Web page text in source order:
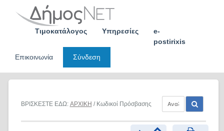
Τιμοκατάλογος Υπηρεσίες
e-
postirixis
Επικοινωνία
Σύνδεση
ΒΡΙΣΚΕΣΤΕ ΕΔΩ: ΑΡΧΙΚΗ / Κωδικοί Πρόσβασης